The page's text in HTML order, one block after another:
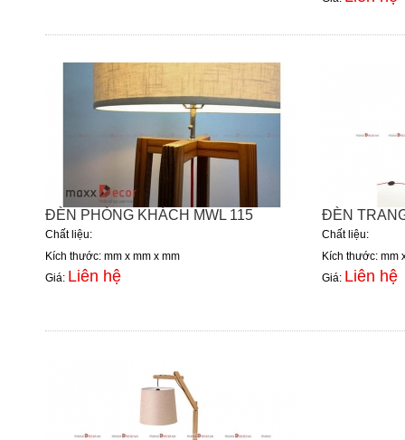
ĐÈN PHÒNG KHÁCH MWL 115
Chất liệu:
Kích thước: mm x mm x mm
Giá: Liên hệ
ĐÈN
Chất liệu:
Kích thước: mm
Giá: Liên hệ